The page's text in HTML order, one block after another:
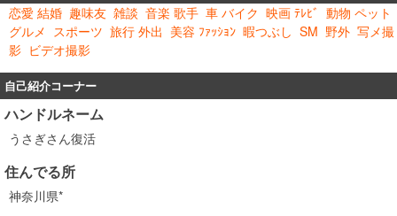
恋愛 結婚 趣味友 雑談 音楽 歌手 車 バイク 映画 ﾃﾚﾋﾞ 動物 ペット
グルメ スポーツ 旅行 外出 美容 ﾌｧｯｼｮﾝ 暇つぶし SM 野外 写メ撮
影 ビデオ撮影
自己紹介コーナー
ハンドルネーム
うさぎさん復活
住んでる所
神奈川県*